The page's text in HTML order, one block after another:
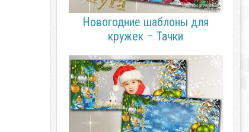
Новогодние шаблоны для
кружек – Тачки